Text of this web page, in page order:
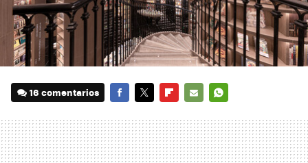
16 comentarios
MAIL